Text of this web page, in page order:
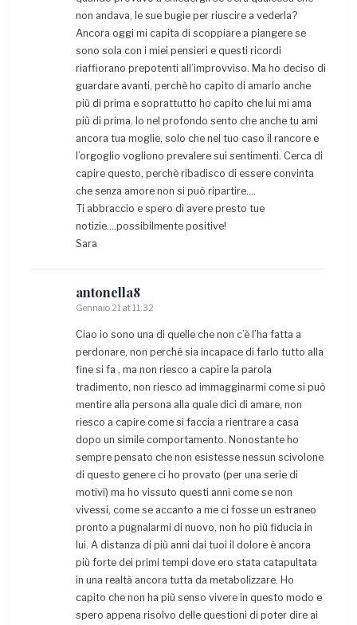
non andava, le sue bugie per riuscire a vederla?
Ancora oggi mi capita di scoppiare a piangere se
sono sola con i miei pensieri e questi ricordi
riaffiorano prepotenti all’improvviso. Ma ho deciso di
guardare avanti, perchè ho capito di amarlo anche
più di prima e soprattutto ho capito che lui mi ama
più di prima. Io nel profondo sento che anche tu ami
ancora tua moglie, solo che nel tuo caso il rancore e
l’orgoglio vogliono prevalere sui sentimenti. Cerca di
capire questo, perchè ribadisco di essere convinta
che senza amore non si può ripartire….
Ti abbraccio e spero di avere presto tue
notizie….possibilmente positive!
Sara
antonella8
Gennaio 21 at 11:32
Ciao io sono una di quelle che non c’è l’ha fatta a
perdonare, non perché sia incapace di farlo tutto alla
fine si fa , ma non riesco a capire la parola
tradimento, non riesco ad immagginarmi come si può
mentire alla persona alla quale dici di amare, non
riesco a capire come si faccia a rientrare a casa
dopo un simile comportamento. Nonostante ho
sempre pensato che non esistesse nessun scivolone
di questo genere ci ho provato (per una serie di
motivi) ma ho vissuto questi anni come se non
vivessi, come se accanto a me ci fosse un estraneo
pronto a pugnalarmi di nuovo, non ho più fiducia in
lui. A distanza di più anni dai tuoi il dolore è ancora
più forte dei primi tempi dove ero stata catapultata
in una realtà ancora tutta da metabolizzare. Ho
capito che non ha più senso vivere in questo modo e
spero appena risolvo delle questioni di poter dire ai